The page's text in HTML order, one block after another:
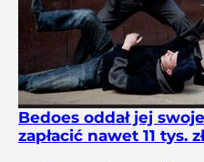
Bedoes oddał jej
zapłacić nawet 11 tys.